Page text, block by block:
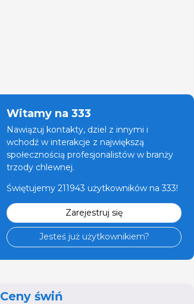
Witamy na 333
Nawiązuj kontakty, dziel z innymi i
wchodź w interakcje z największą
społecznością profesjonalistów w branży
trzody chlewnej.
Świętujemy 211943 użytkowników na 333!
Zarejestruj się
Jesteś już użytkownikiem?
Ceny świń